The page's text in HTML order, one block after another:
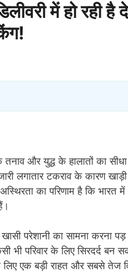
में हो रही है
तनाव और युद्ध के हालातों का
लगातार टकराव के कारण खाड़ी
का परिणाम है कि भारत
परेशानी का सामना करना
भी परिवार के लिए सिरदर्द
लिए एक बड़ी राहत और सबसे तेज